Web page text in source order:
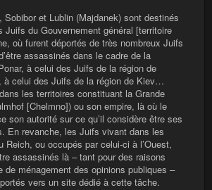
Sobibor et Lublin (Majdanek) sont destinés
Juifs du Gouvernement général [territoire
où furent déportés de très nombreux Juifs
assassinés dans le cadre de la
à celui des Juifs de la région de
à celui des Juifs de la région de Kiev…
les territoires constituant la Grande
[Chelmno]) ou son empire, là où le
son autorité sur ce qu’il considère être ses
En revanche, les Juifs vivant dans les
Reich, ou occupés par celui-ci à l’Ouest,
assassinés là – tant pour des raisons
de ménagement des opinions publiques –
vers un site dédié à cette tâche.